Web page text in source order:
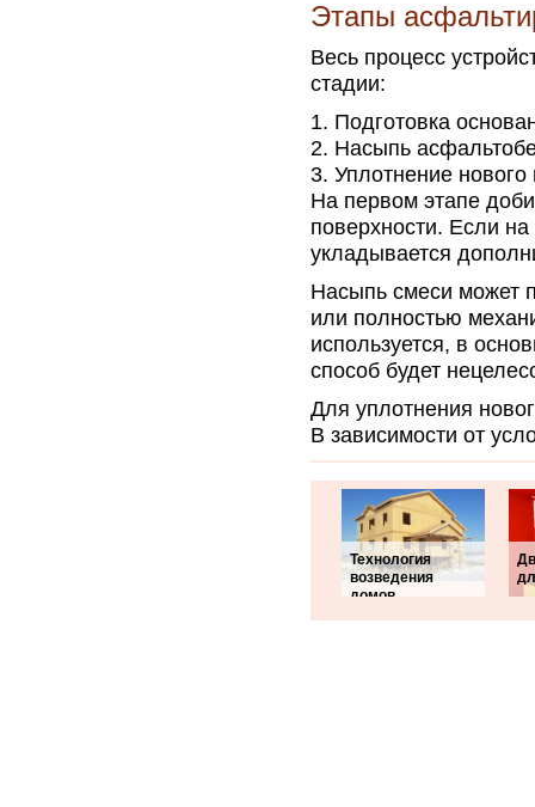
Этапы
Весь процесс
стадии:
Подготовка
Насыпь
Уплотнение нового
На первом этапе
поверхности. Если
укладывается
Насыпь смеси может
или полностью
используется, в
способ будет
Для уплотнения
В зависимости от
Технология
возведения
домов